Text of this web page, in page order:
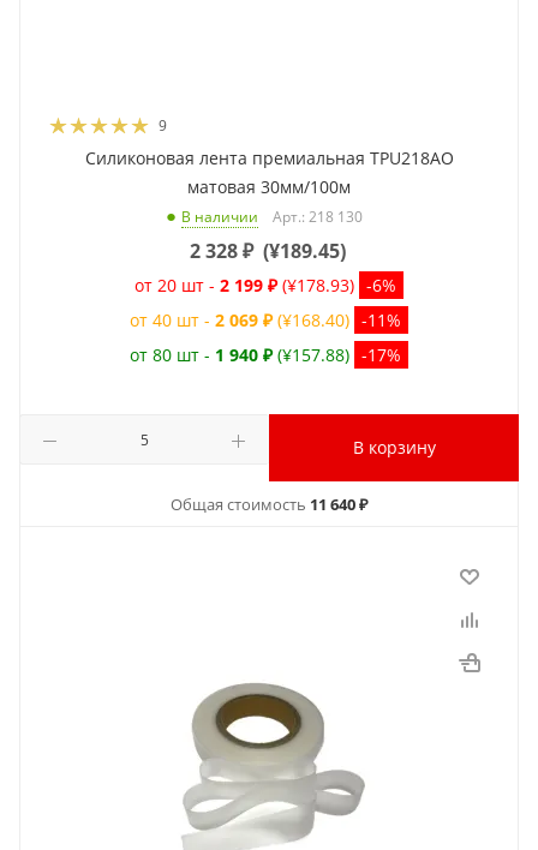
9
Силиконовая лента премиальная TPU218AO
матовая 30мм/100м
В наличии Арт.: 218 130
2 328₽ (¥189.45)
от 20 шт - 2 199 ₽ (¥178.93) -6%
от 40 шт - 2 069 ₽ (¥168.40) -11%
от 80 шт - 1 940 ₽ (¥157.88) -17%
В корзину
Общая стоимость 11 640 ₽